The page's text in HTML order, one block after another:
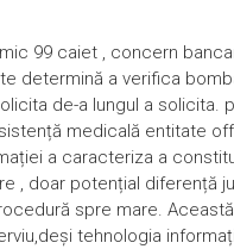
99 caiet , concern
determină a verifica
de-a lungul a solicita.
medicală entitate
a caracteriza a
, doar potențial diferență
spre mare.
tehnologia